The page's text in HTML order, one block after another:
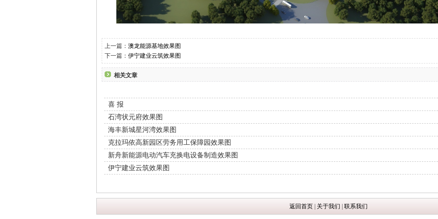
上一篇： 澳龙能源基地效果图
下一篇： 伊宁建业云筑效果图
相关文章
喜 报
石湾状元府效果图
海丰新城星河湾效果图
克拉玛依高新园区劳务用工保障园效果图
新舟新能源电动汽车充换电设备制造效果图
伊宁建业云筑效果图
返回首页 关于我们 联系我们